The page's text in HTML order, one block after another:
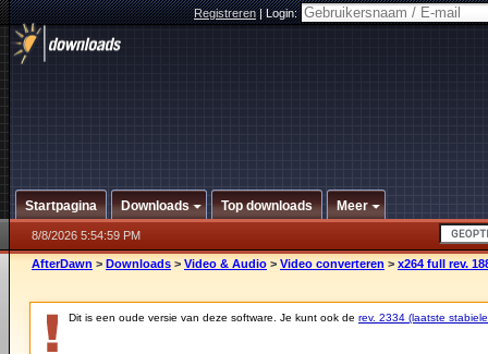
Registreren|Login:
Startpagina Downloads Top downloads Meer
8/8/2026 5:54:59 PM
AfterDawn > Downloads > Video & Audio > Video converteren > x264 full rev.
Dit is een oude versie van deze software. Je kunt ook de rev. 2334 (laatste